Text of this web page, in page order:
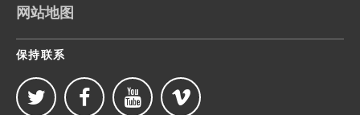
网站地图
保持联系